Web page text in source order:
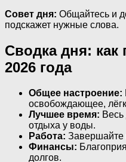
Совет дня: Общайтесь и
подскажет нужные слова.
Сводка дня: как
2026 года
Общее настроение:
освобождающее,
Лучшее время:
отдыха у воды.
Работа: Завершайте
Финансы:
долгов.